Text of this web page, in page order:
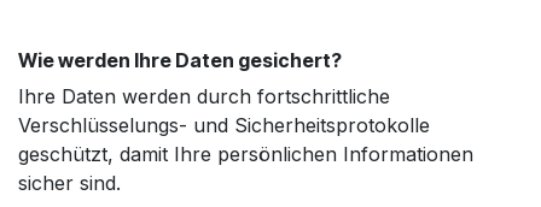
Wie werden Ihre Daten gesichert?
Ihre Daten werden durch fortschrittliche
Verschlüsselungs- und Sicherheitsprotokolle
geschützt, damit Ihre persönlichen Informationen
sicher sind.